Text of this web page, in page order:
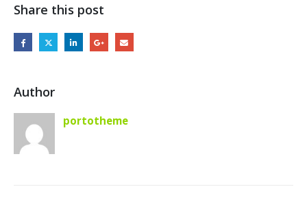
Share this post
Author
portotheme